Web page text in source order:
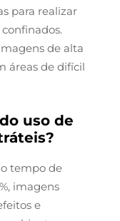
para realizar
de alta
áreas de difícil
uso de
tempo de
imagens
e